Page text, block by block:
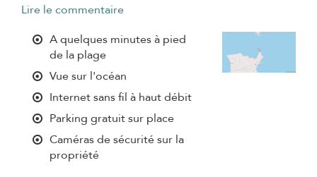
Lire le commentaire
A quelques minutes à pied
de la plage
Vue sur l'océan
Internet sans fil à haut débit
Parking gratuit sur place
Caméras de sécurité sur la
propriété